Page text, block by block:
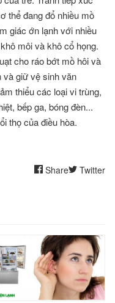
thể đang đổ nhiều mồ
giác ớn lạnh với nhiều
môi và khô cổ họng.
cho ráo bớt mồ hôi và
và giữ vệ sinh văn
thiểu các loại vi trùng,
bếp ga, bóng đèn...
thọ của điều hòa.
Share Twitter